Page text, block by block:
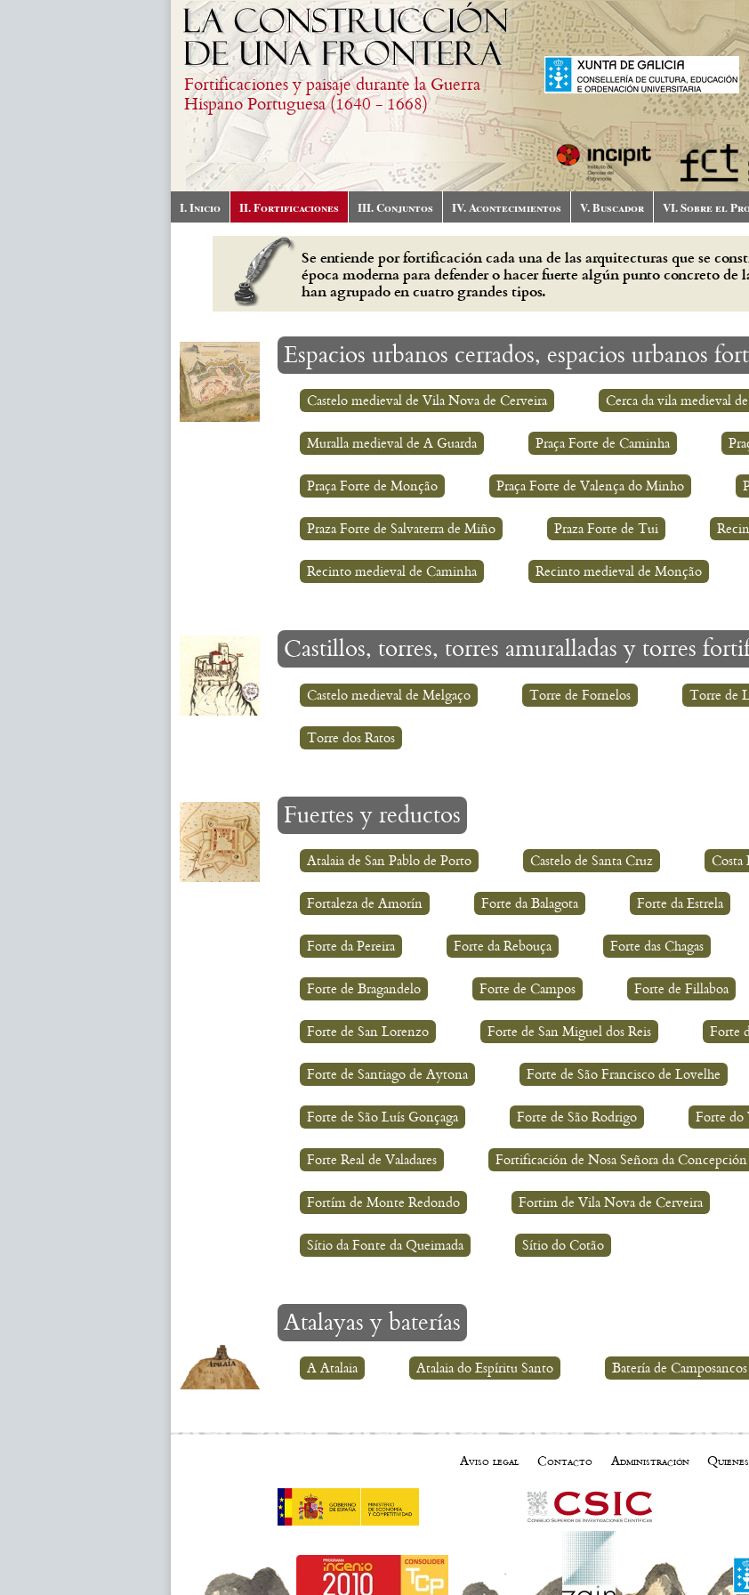
Fortificaciones y paisaje durante la Guerra
Hispano Portuguesa (1640 - 1668)
I. Inicio II. Fortificaciones III. Conjuntos IV. Acontecimientos V. Buscador VI. Sobre el
Se entiende por fortificación cada una de las arquitecturas que se
época moderna para defender o hacer fuerte algún punto concreto de
han agrupado en cuatro grandes tipos.
Espacios urbanos cerrados, espacios urbanos
Castelo medieval de Vila Nova de Cerveira Cerca da vila medieval
Muralla medieval de A Guarda Praça Forte de Caminha
Praça Forte de Monção Praça Forte de Valença do Minho
Praza Forte de Salvaterra de Miño Praza Forte de Tui
Recinto medieval de Caminha Recinto medieval de Monção
Castillos, torres, torres amuralladas y torres
Castelo medieval de Melgaço Torre de Fornelos Torre de
Torre dos Ratos
Fuertes y reductos
Atalaia de San Pablo de Porto Castelo de Santa Cruz Costa
Fortaleza de Amorín Forte da Balagota Forte da Estrela
Forte da Pereira Forte da Rebouça Forte das Chagas
Forte de Bragandelo Forte de Campos Forte de Fillaboa
Forte de San Lorenzo Forte de San Miguel dos Reis Forte
Forte de Santiago de Aytona Forte de São Francisco de Lovelhe
Forte de São Luís Gonçaga Forte de São Rodrigo Forte do
Forte Real de Valadares Fortificación de Nosa Señora da Concepción
Fortím de Monte Redondo Fortim de Vila Nova de Cerveira
Sítio da Fonte da Queimada Sítio do Cotão
Atalayas y baterías
A Atalaia Atalaia do Espíritu Santo Batería de Camposancos
Aviso legal Contacto Administración